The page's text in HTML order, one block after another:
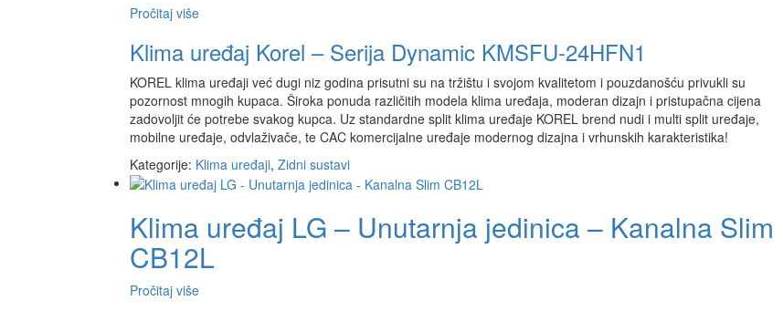
Pročitaj više
Klima uređaj Korel – Serija Dynamic KMSFU-24HFN1
KOREL klima uređaji već dugi niz godina prisutni su na tržištu i svojom kvalitetom i pouzdanošću privukli su
pozornost mnogih kupaca. Široka ponuda različitih modela klima uređaja, moderan dizajn i pristupačna cijena
zadovoljit će potrebe svakog kupca. Uz standardne split klima uređaje KOREL brend nudi i multi split uređaje,
mobilne uređaje, odvlaživače, te CAC komercijalne uređaje modernog dizajna i vrhunskih karakteristika!
Kategorije: Klima uređaji, Zidni sustavi
Klima uređaj LG – Unutarnja jedinica – Kanalna Slim
CB12L
Pročitaj više